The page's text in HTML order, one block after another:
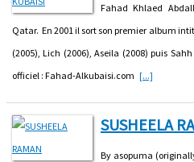
Fahad Khlaed
Qatar. En 2001 il sort son premier album
(2005), Lich (2006), Aseila (2008) puis
officiel : Fahad-Alkubaisi.com [...]
SUSHEELA
By asopuma